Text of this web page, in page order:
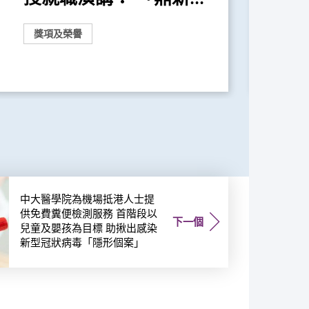
獎項及榮譽
下一個
中大醫學院為機場抵港人士提
供免費糞便檢測服務 首階段以
兒童及嬰孩為目標 助揪出感染
新型冠狀病毒「隱形個案」